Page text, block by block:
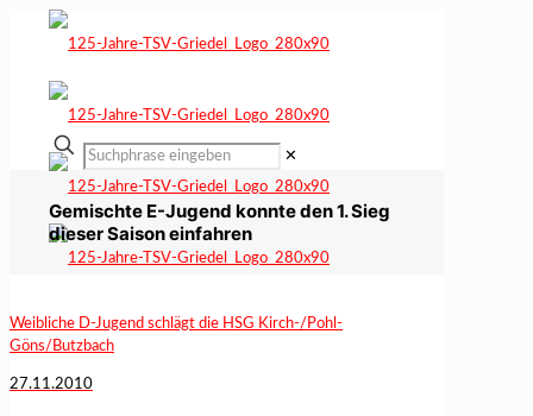
✕
Gemischte E-Jugend konnte den 1. Sieg
dieser Saison einfahren
Weibliche D-Jugend schlägt die HSG Kirch-/Pohl-
Göns/Butzbach
27.11.2010